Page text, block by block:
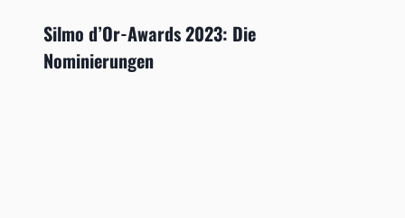
Silmo d’Or-Awards 2023: Die
Nominierungen